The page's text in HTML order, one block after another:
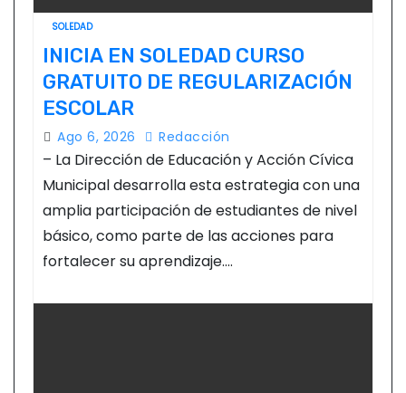
SOLEDAD
INICIA EN SOLEDAD CURSO
GRATUITO DE REGULARIZACIÓN
ESCOLAR
Ago 6, 2026 Redacción
– La Dirección de Educación y Acción Cívica
Municipal desarrolla esta estrategia con una
amplia participación de estudiantes de nivel
básico, como parte de las acciones para
fortalecer su aprendizaje.…